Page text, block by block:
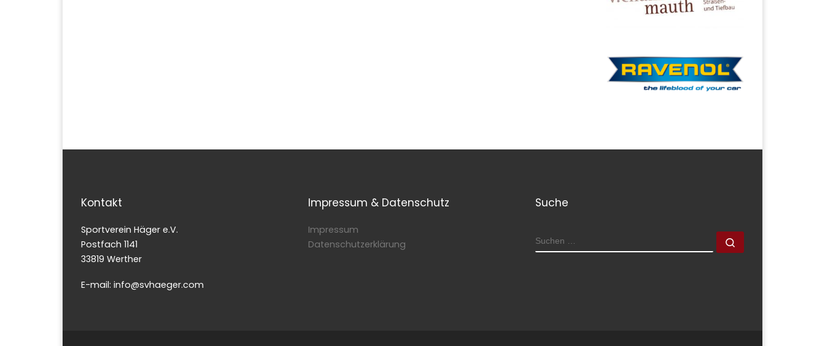
Kontakt
Sportverein Häger e.V.
Postfach 1141
33819 Werther
E-mail: info@svhaeger.com
Impressum & Datenschutz
Impressum
Datenschutzerklärung
Suche
SUCHE